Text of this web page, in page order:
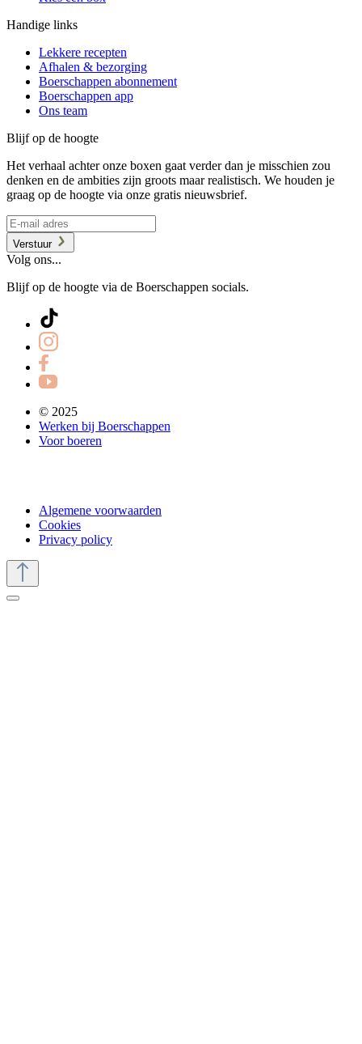
Handige links
Lekkere recepten
Afhalen & bezorging
Boerschappen abonnement
Boerschappen app
Ons team
Blijf op de hoogte
Het verhaal achter onze boxen gaat verder dan je misschien zou
denken en de ambities zijn groots maar realistisch. We houden je
graag op de hoogte via onze gratis nieuwsbrief.
Verstuur
Volg ons...
Blijf op de hoogte via de Boerschappen socials.
© 2025
Werken bij Boerschappen
Voor boeren
Algemene voorwaarden
Cookies
Privacy policy